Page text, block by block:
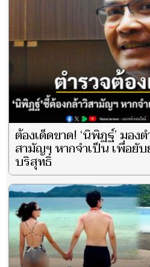
ต้องเด็ดขาด! ‘นิพิฏฐ์’ มอง
สามัญฯ หากจำเป็น เพื่อยั
บริสุทธิ์